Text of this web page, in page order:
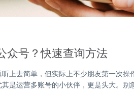
众号？快速查询方法
上去简单，但实际上不少朋友第一次
是运营多账号的小伙伴，更是头大。别